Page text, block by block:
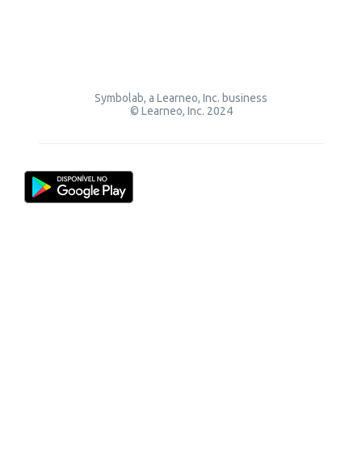
Symbolab, a Learneo, Inc. business
© Learneo, Inc. 2024